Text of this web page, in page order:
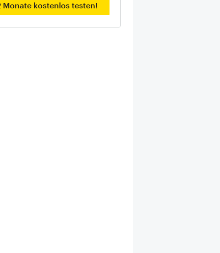
Monate kostenlos testen!